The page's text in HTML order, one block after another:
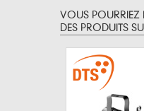
VOUS POURRIEZ
DES PRODUITS